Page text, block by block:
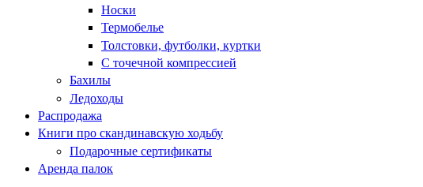
Носки
Термобелье
Толстовки, футболки, куртки
С точечной компрессией
Бахилы
Ледоходы
Распродажа
Книги про скандинавскую ходьбу
Подарочные сертификаты
Аренда палок